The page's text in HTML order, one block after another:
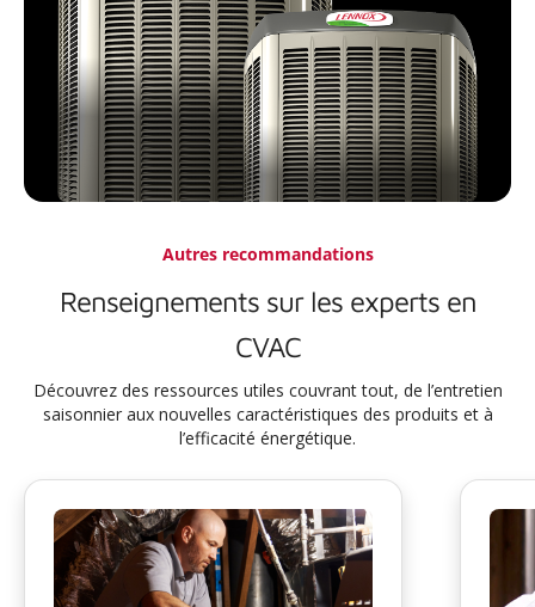
Autres recommandations
Renseignements sur les experts en
CVAC
Découvrez des ressources utiles couvrant tout, de l’entretien
saisonnier aux nouvelles caractéristiques des produits et à
l’efficacité énergétique.